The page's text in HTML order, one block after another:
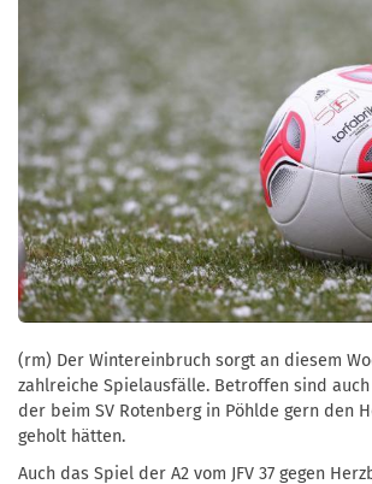
(rm) Der Wintereinbruch sorgt an diesem
zahlreiche Spielausfälle. Betroffen sind auch
der beim SV Rotenberg in Pöhlde gern den
geholt hätten.
Auch das Spiel der A2 vom JFV 37 gegen